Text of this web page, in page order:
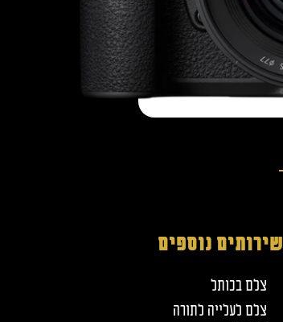
שירותים נוספים
צלם בכותל
צלם לעלייה לתורה